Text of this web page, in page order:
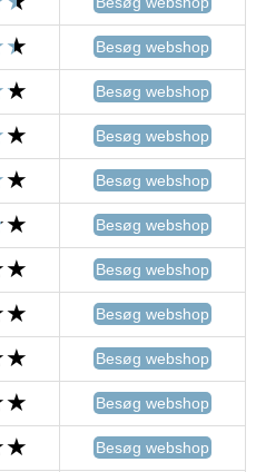
Besøg webshop
Besøg webshop
Besøg webshop
Besøg webshop
Besøg webshop
Besøg webshop
Besøg webshop
Besøg webshop
Besøg webshop
Besøg webshop